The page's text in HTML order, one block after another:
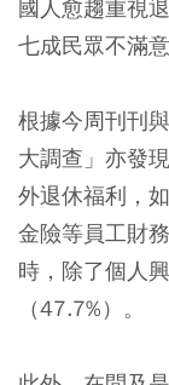
國人愈趨重視
七成民眾不滿
根據今周刊刊
大調查」亦發
外退休福利，
金險等員工財
時，除了個人
（47.7%）。